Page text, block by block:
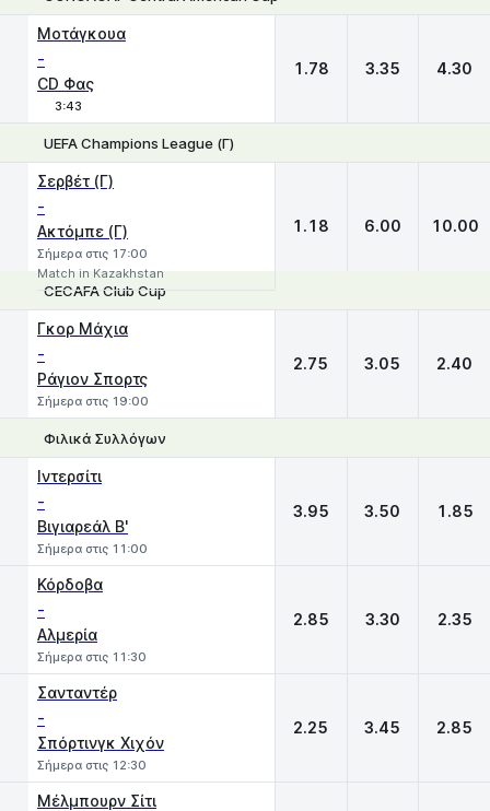
Μοτάγκουα
-
CD Φας
3:43
1.78 3.35 4.30
UEFA Champions League (Γ)
Σερβέτ (Γ)
-
Ακτόμπε (Γ)
Σήμερα στις 17:00
Match in Kazakhstan
1.18 6.00 10.00
CECAFA Club Cup
Γκορ Μάχια
-
Ράγιον Σπορτς
Σήμερα στις 19:00
2.75 3.05 2.40
Φιλικά Συλλόγων
Ιντερσίτι
-
Βιγιαρεάλ Β'
Σήμερα στις 11:00
3.95 3.50 1.85
Κόρδοβα
-
Αλμερία
Σήμερα στις 11:30
2.85 3.30 2.35
Σανταντέρ
-
Σπόρτινγκ Χιχόν
Σήμερα στις 12:30
2.25 3.45 2.85
Μέλμπουρν Σίτι